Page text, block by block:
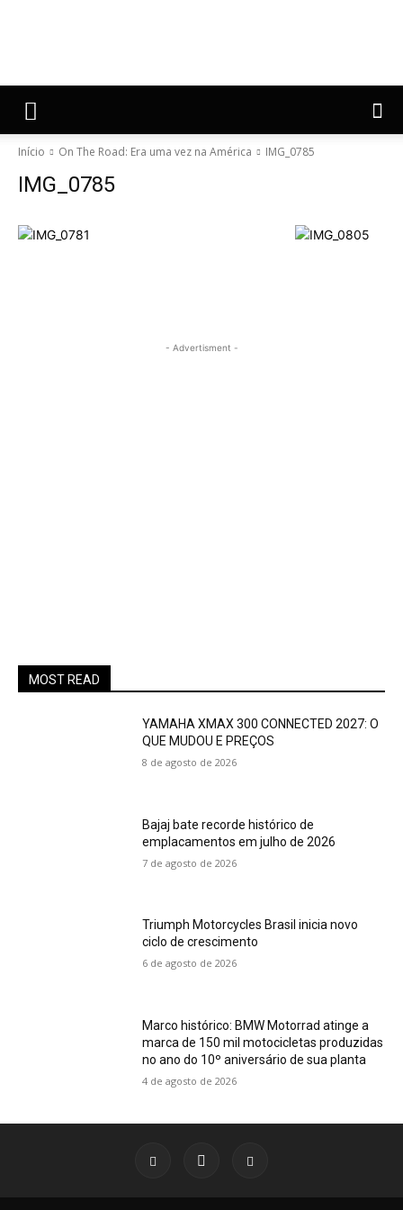
Início On The Road: Era uma vez na América IMG_0785
IMG_0785
- Advertisment -
MOST READ
YAMAHA XMAX 300 CONNECTED 2027: O
QUE MUDOU E PREÇOS
8 de agosto de 2026
Bajaj bate recorde histórico de
emplacamentos em julho de 2026
7 de agosto de 2026
Triumph Motorcycles Brasil inicia novo
ciclo de crescimento
6 de agosto de 2026
Marco histórico: BMW Motorrad atinge a
marca de 150 mil motocicletas produzidas
no ano do 10º aniversário de sua planta
4 de agosto de 2026